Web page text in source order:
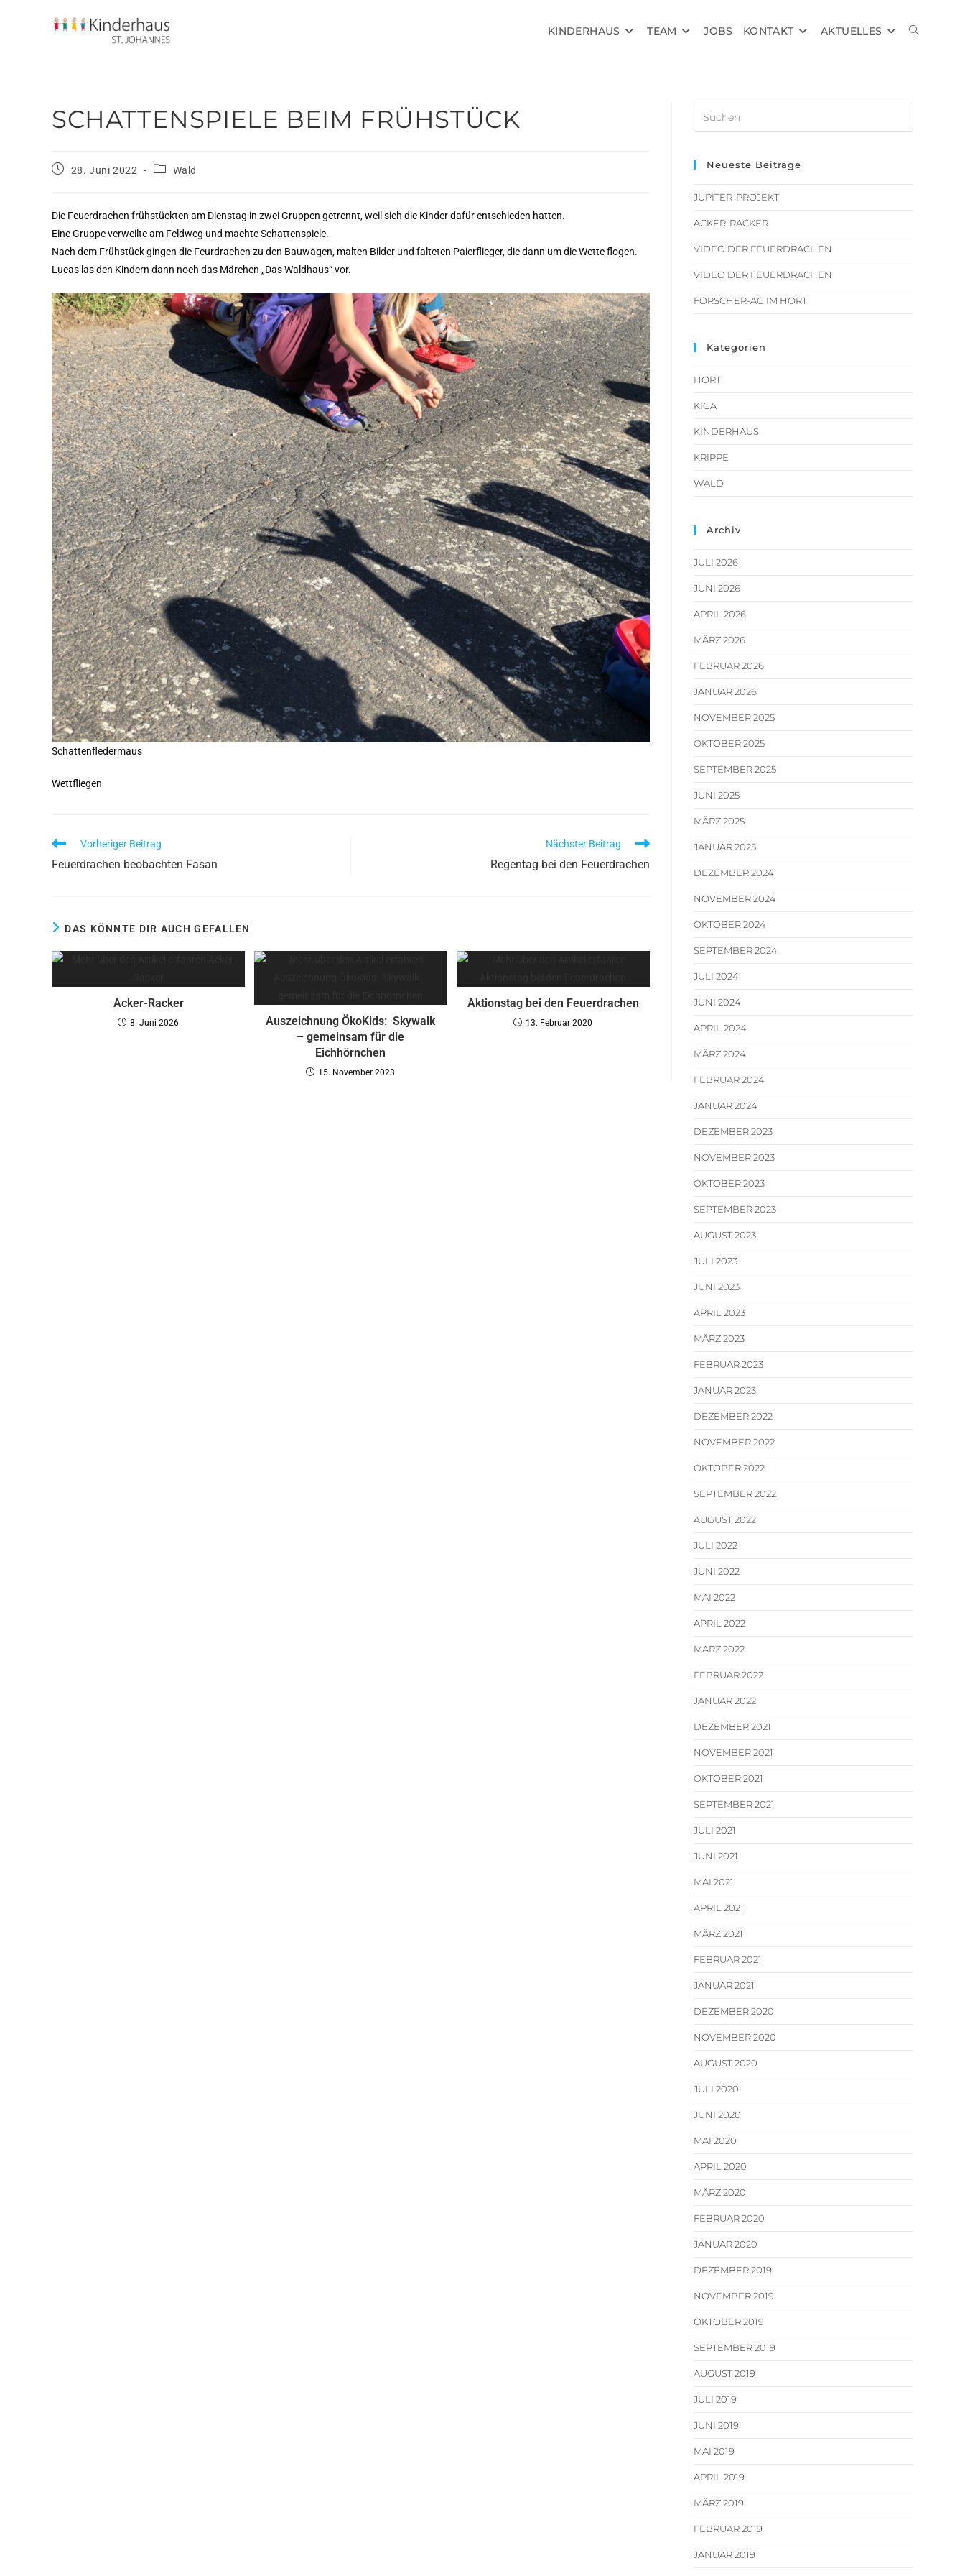
KINDERHAUS TEAM JOBS KONTAKT AKTUELLES
SCHATTENSPIELE BEIM FRÜHSTÜCK
28. Juni 2022 Wald
Die Feuerdrachen frühstückten am Dienstag in zwei Gruppen getrennt, weil sich die Kinder dafür entschieden hatten.
Eine Gruppe verweilte am Feldweg und machte Schattenspiele.
Nach dem Frühstück gingen die Feurdrachen zu den Bauwägen, malten Bilder und falteten Paierflieger, die dann um die Wette flogen.
Lucas las den Kindern dann noch das Märchen „Das Waldhaus“ vor.
Schattenfledermaus
Wettfliegen
Vorheriger Beitrag
Feuerdrachen beobachten Fasan
Nächster Beitrag
Regentag bei den Feuerdrachen
DAS KÖNNTE DIR AUCH GEFALLEN
Acker-Racker
8. Juni 2026
Auszeichnung ÖkoKids: Skywalk
– gemeinsam für die
Eichhörnchen
15. November 2023
Aktionstag bei den Feuerdrachen
13. Februar 2020
Neueste Beiträge
JUPITER-PROJEKT
ACKER-RACKER
VIDEO DER FEUERDRACHEN
VIDEO DER FEUERDRACHEN
FORSCHER-AG IM HORT
Kategorien
HORT
KIGA
KINDERHAUS
KRIPPE
WALD
Archiv
JULI 2026
JUNI 2026
APRIL 2026
MÄRZ 2026
FEBRUAR 2026
JANUAR 2026
NOVEMBER 2025
OKTOBER 2025
SEPTEMBER 2025
JUNI 2025
MÄRZ 2025
JANUAR 2025
DEZEMBER 2024
NOVEMBER 2024
OKTOBER 2024
SEPTEMBER 2024
JULI 2024
JUNI 2024
APRIL 2024
MÄRZ 2024
FEBRUAR 2024
JANUAR 2024
DEZEMBER 2023
NOVEMBER 2023
OKTOBER 2023
SEPTEMBER 2023
AUGUST 2023
JULI 2023
JUNI 2023
APRIL 2023
MÄRZ 2023
FEBRUAR 2023
JANUAR 2023
DEZEMBER 2022
NOVEMBER 2022
OKTOBER 2022
SEPTEMBER 2022
AUGUST 2022
JULI 2022
JUNI 2022
MAI 2022
APRIL 2022
MÄRZ 2022
FEBRUAR 2022
JANUAR 2022
DEZEMBER 2021
NOVEMBER 2021
OKTOBER 2021
SEPTEMBER 2021
JULI 2021
JUNI 2021
MAI 2021
APRIL 2021
MÄRZ 2021
FEBRUAR 2021
JANUAR 2021
DEZEMBER 2020
NOVEMBER 2020
AUGUST 2020
JULI 2020
JUNI 2020
MAI 2020
APRIL 2020
MÄRZ 2020
FEBRUAR 2020
JANUAR 2020
DEZEMBER 2019
NOVEMBER 2019
OKTOBER 2019
SEPTEMBER 2019
AUGUST 2019
JULI 2019
JUNI 2019
MAI 2019
APRIL 2019
MÄRZ 2019
FEBRUAR 2019
JANUAR 2019